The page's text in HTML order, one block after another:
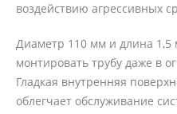
воздействию агрессивных
Диаметр 110 мм и длина 1,5
монтировать трубу даже в
Гладкая внутренняя
облегчает обслуживание